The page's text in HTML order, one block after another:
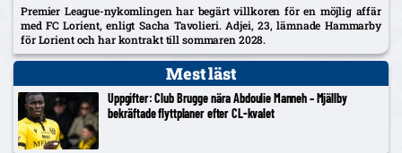
Premier League-nykomlingen har begärt villkoren för en möjlig affär
med FC Lorient, enligt Sacha Tavolieri. Adjei, 23, lämnade Hammarby
för Lorient och har kontrakt till sommaren 2028.
Mest läst
Uppgifter: Club Brugge nära Abdoulie Manneh – Mjällby
bekräftade flyttplaner efter CL-kvalet